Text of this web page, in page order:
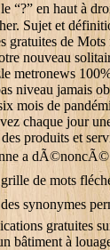
“?” en haut à
Sujet et
de Mots
nouveau
metronews
niveau jamais
de
chaque jour
produits et
la
grille de mots
synonymes
gratuites
bâtiment à